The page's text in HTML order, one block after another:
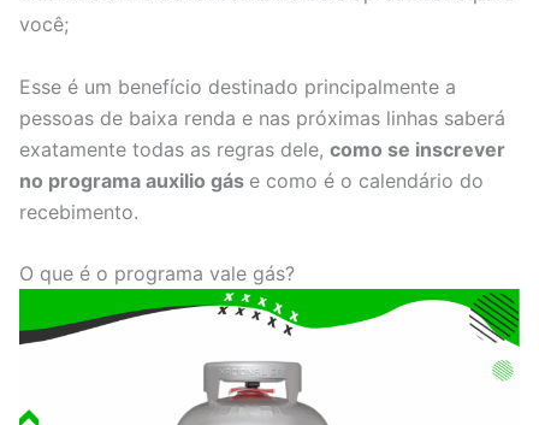
você;
Esse é um benefício destinado principalmente a
pessoas de baixa renda e nas próximas linhas saberá
exatamente todas as regras dele, como se inscrever
no programa auxilio gás e como é o calendário do
recebimento.
O que é o programa vale gás?